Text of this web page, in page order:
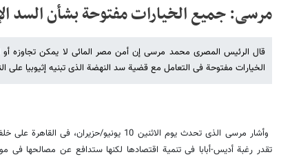
مرسی: جمیع الخیارات مفتوحة بشأن السد
قال الرئیس المصری محمد مرسی إن أمن مصر المائی لا یمکن تجاوزه
الخیارات مفتوحة فی التعامل مع قضیة سد النهضة الذی تبنیه إثیوبیا على
وأشار مرسی الذی تحدث یوم الاثنین 10 یونیو/
تقدر رغبة أدیس-أبابا فی تنمیة اقتصادها لکنها ستدافع عن مصالحها فی